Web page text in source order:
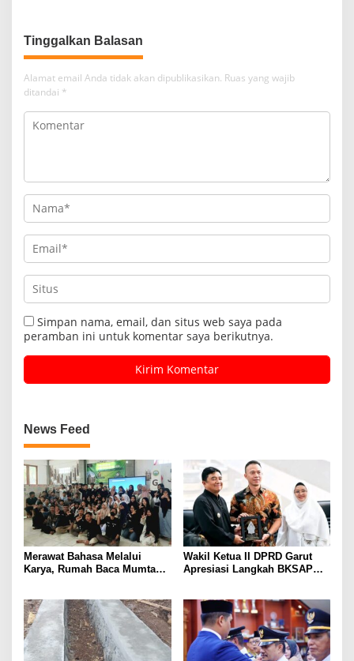
Tinggalkan Balasan
Alamat email Anda tidak akan dipublikasikan. Ruas yang wajib
ditandai *
Simpan nama, email, dan situs web saya pada
peramban ini untuk komentar saya berikutnya.
News Feed
Merawat Bahasa Melalui
Karya, Rumah Baca Mumtaz
Muda
Wakil Ketua II DPRD Garut
Apresiasi Langkah BKSAP
Internasional